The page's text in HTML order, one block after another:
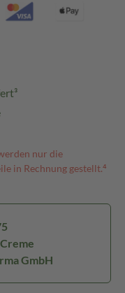
nur die
in Rechnung gestellt.⁴
GmbH